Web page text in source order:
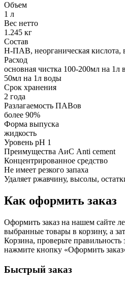
Объем
1 л
Вес нетто
1.245 кг
Состав
Н-ПАВ, неорганическая кислота,
Расход
основная чистка 100-200мл на 1л
50мл на 1л воды
Срок хранения
2 года
Разлагаемость ПАВов
более 90%
Форма выпуска
жидкость
Уровень рН 1
Преимущества АиС Anti cement
Концентрированное средство
Не имеет резкого запаха
Удаляет ржавчину, высолы,
Как оформить заказ
Оформить заказ на нашем сайте
выбранные товары в корзину, а
Корзина, проверьте
нажмите кнопку «Оформить
Быстрый заказ